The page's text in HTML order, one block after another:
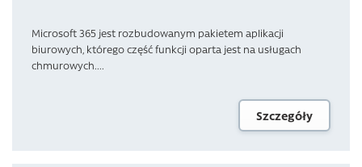
Microsoft 365 jest rozbudowanym pakietem aplikacji
biurowych, którego część funkcji oparta jest na usługach
chmurowych....
Szczegóły